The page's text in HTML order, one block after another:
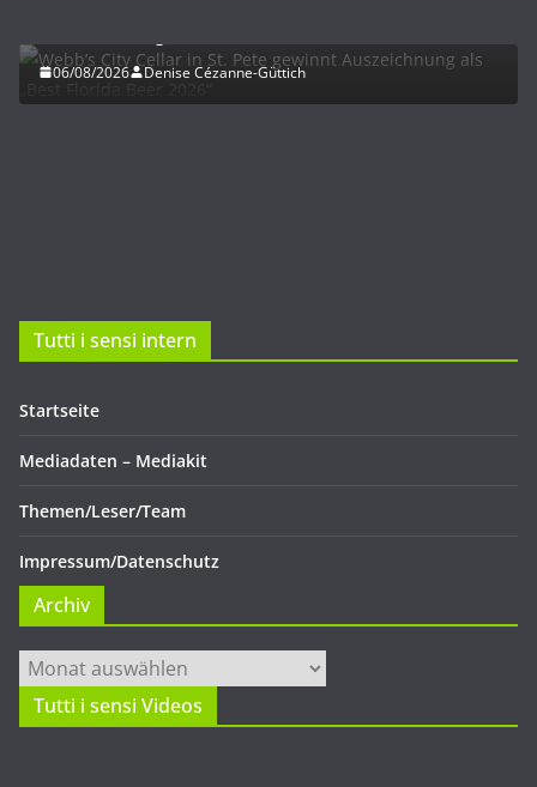
06/08/2026 Denise Cézanne-Güttich
Tutti i sensi intern
Startseite
Mediadaten – Mediakit
Themen/Leser/Team
Impressum/Datenschutz
Archiv
Archiv
Tutti i sensi Videos